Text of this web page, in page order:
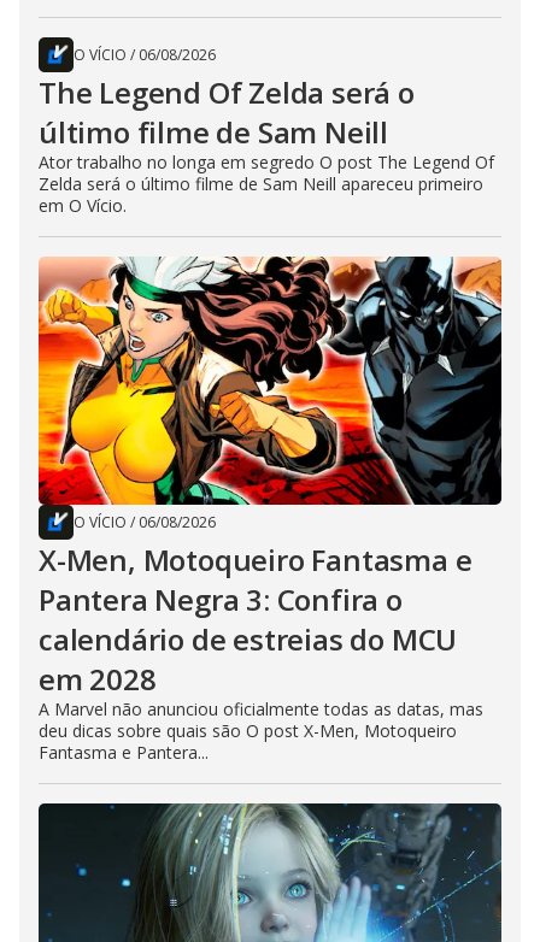
O VÍCIO / 06/08/2026
The Legend Of Zelda será o
último filme de Sam Neill
Ator trabalho no longa em segredo O post The Legend Of
Zelda será o último filme de Sam Neill apareceu primeiro
em O Vício.
O VÍCIO / 06/08/2026
X-Men, Motoqueiro Fantasma e
Pantera Negra 3: Confira o
calendário de estreias do MCU
em 2028
A Marvel não anunciou oficialmente todas as datas, mas
deu dicas sobre quais são O post X-Men, Motoqueiro
Fantasma e Pantera...